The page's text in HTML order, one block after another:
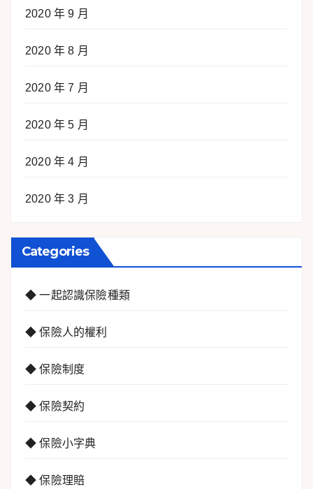
2020 年 9 月
2020 年 8 月
2020 年 7 月
2020 年 5 月
2020 年 4 月
2020 年 3 月
Categories
◆ 一起認識保險種類
◆ 保險人的權利
◆ 保險制度
◆ 保險契約
◆ 保險小字典
◆ 保險理賠